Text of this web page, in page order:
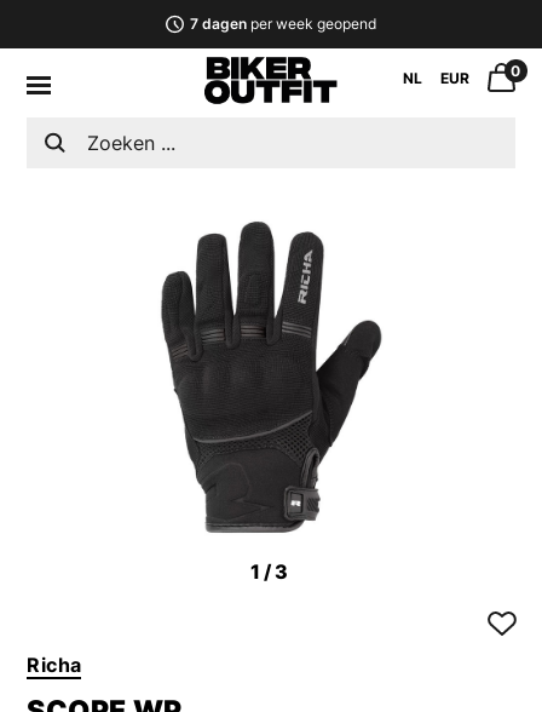
7 dagenper week geopend
NL EUR 0
1 /3
Richa